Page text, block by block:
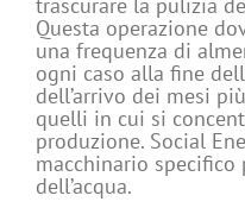
Questa operazione
una frequenza di
ogni caso alla fine
dell’arrivo dei mesi
quelli in cui si
produzione. Social
macchinario specifico
dell’acqua.